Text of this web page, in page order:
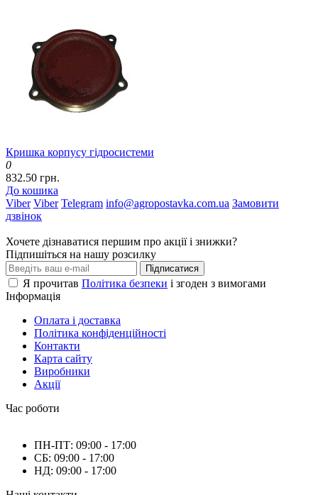
Кришка корпусу гідросистеми
0
832.50 грн.
До кошика
Viber Viber Telegram info@agropostavka.com.ua Замовити
дзвінок
Хочете дізнаватися першим про акції і знижки?
Підпишіться на нашу розсилку
Підписатися
Я прочитав Політика безпеки і згоден з вимогами
Інформація
Оплата і доставка
Політика конфіденційності
Контакти
Карта сайту
Виробники
Акції
Час роботи
ПН-ПТ: 09:00 - 17:00
СБ: 09:00 - 17:00
НД: 09:00 - 17:00